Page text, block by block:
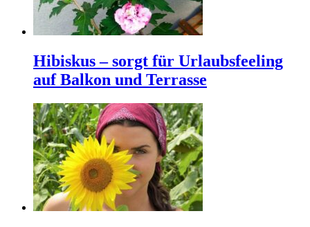
Hibiskus – sorgt für Urlaubsfeeling
auf Balkon und Terrasse